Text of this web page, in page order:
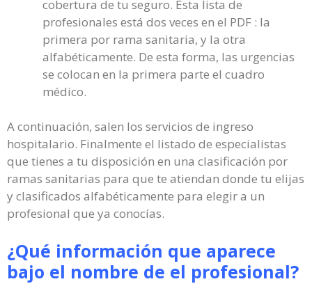
cobertura de tu seguro. Esta lista de
profesionales está dos veces en el PDF : la
primera por rama sanitaria, y la otra
alfabéticamente. De esta forma, las urgencias
se colocan en la primera parte el cuadro
médico.
A continuación, salen los servicios de ingreso
hospitalario. Finalmente el listado de especialistas
que tienes a tu disposición en una clasificación por
ramas sanitarias para que te atiendan donde tu elijas
y clasificados alfabéticamente para elegir a un
profesional que ya conocías.
¿Qué información que aparece
bajo el nombre de el profesional?